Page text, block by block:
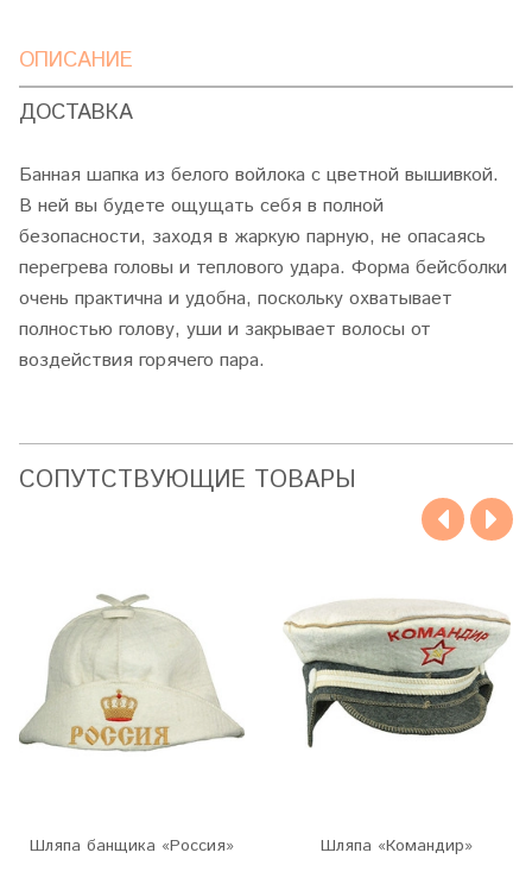
ОПИСАНИЕ
ДОСТАВКА
Банная шапка из белого войлока с цветной вышивкой.
В ней вы будете ощущать себя в полной
безопасности, заходя в жаркую парную, не опасаясь
перегрева головы и теплового удара. Форма бейсболки
очень практична и удобна, поскольку охватывает
полностью голову, уши и закрывает волосы от
воздействия горячего пара.
CОПУТСТВУЮЩИЕ ТОВАРЫ
Шляпа банщика «Россия» Шляпа «Командир»